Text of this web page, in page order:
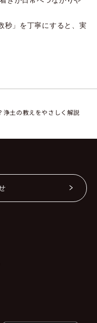
秒」を丁寧にすると、実
浄土の教えをやさしく解説